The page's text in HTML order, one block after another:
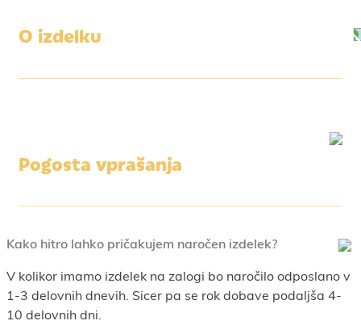
O izdelku
Pogosta vprašanja
Kako hitro lahko pričakujem naročen izdelek?
V kolikor imamo izdelek na zalogi bo naročilo odposlano v
1-3 delovnih dnevih. Sicer pa se rok dobave podaljša 4-
10 delovnih dni.